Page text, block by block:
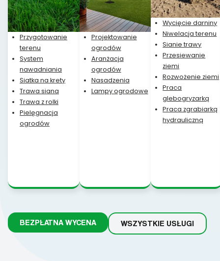
Przygotowanie
terenu
System
nawadniania
Siatka na krety
Trawa siana
Trawa z rolki
Pielęgnacja
ogrodów
Projektowanie
ogrodów
Aranżacja
ogrodów
Nasadzenia
Lampy ogrodowe
Wycięcie darniny
Niwelacja terenu
Sianie trawy
Przesiewanie
ziemi
Rozwożenie ziemi
Praca
glebogryzarką
Praca zgrabiarką
hydrauliczną
BEZPŁATNA WYCENA WSZYSTKIE USŁUGI